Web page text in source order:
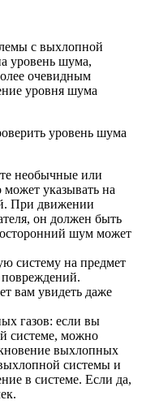
с выхлопной
уровень шума,
очевидным
уровня шума
уровень шума
необычные или
может указывать на
При движении
он должен быть
шум может
систему на предмет
вам увидеть даже
газов: если вы
системе, можно
выхлопных
системы и
в системе. Если да,